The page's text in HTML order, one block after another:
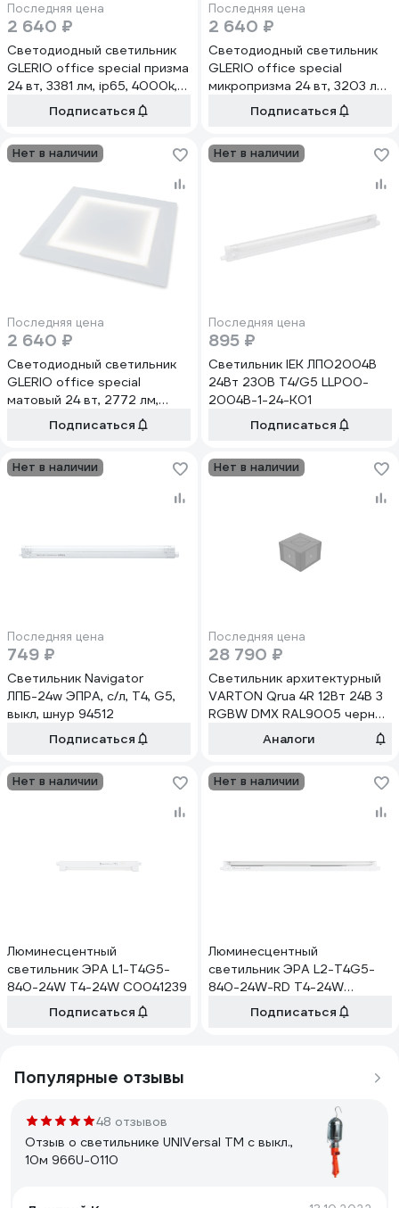
Последняя цена
2 640 ₽
Светодиодный светильник
GLERIO office special призма
24 вт, 3381 лм, ip65, 4000k,
грильято 82p-24d-4g-p
Подписаться
Последняя цена
2 640 ₽
Светодиодный светильник
GLERIO office special
микропризма 24 вт, 3203 лм,
ip65, 4000k, грильято 82p-
24d-4g-mp GL81429
Подписаться
Нет в наличии
Последняя цена
2 640 ₽
Светодиодный светильник
GLERIO office special
матовый 24 вт, 2772 лм,
ip65, 4000k, грильято 82p-
24d-4g-m GL81409
Подписаться
Нет в наличии
Последняя цена
895 ₽
Светильник IEK ЛПО2004B
24Вт 230В T4/G5 LLPO0-
2004B-1-24-K01
Подписаться
Нет в наличии
Последняя цена
749 ₽
Светильник Navigator
ЛПБ-24w ЭПРА, с/л, Т4, G5,
выкл, шнур 94512
Подписаться
Нет в наличии
Последняя цена
28 790 ₽
Светильник архитектурный
VARTON Qrua 4R 12Вт 24В 3
RGBW DMX RAL9005 черный
V1-G1-91534-23R60-65012XX
Аналоги
Нет в наличии
Люминесцентный
светильник ЭРА L1-T4G5-
840-24W Т4-24W C0041239
Подписаться
Нет в наличии
Люминесцентный
светильник ЭРА L2-T4G5-
840-24W-RD Т4-24W
C0041246Подписаться
Популярные отзывы
48 отзывов
Отзыв о светильнике UNIVersal ТМ c выкл.,
10м 966U-0110